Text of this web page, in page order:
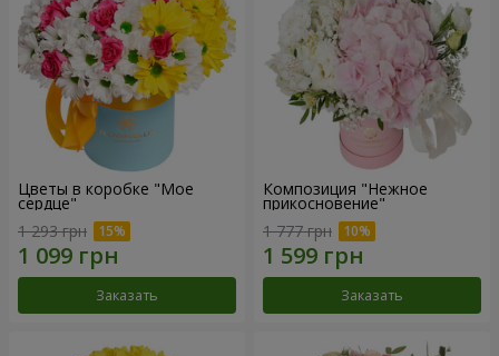
Цветы в коробке "Мое
сердце"
1 293 грн
Заказать
Композиция "Нежное
прикосновение"
1 777 грн
Заказать